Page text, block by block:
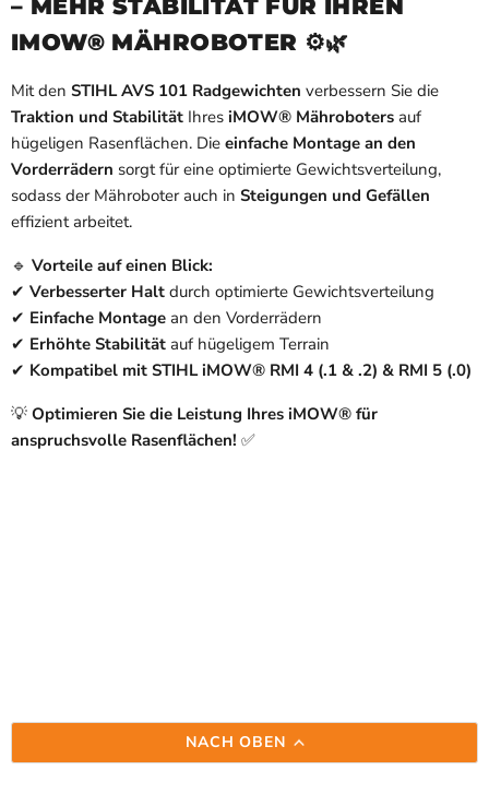
– MEHR STABILITÄT FÜR IHREN
IMOW® MÄHROBOTER ⚙️🌿
Mit den STIHL AVS 101 Radgewichten verbessern Sie die
Traktion und Stabilität Ihres iMOW® Mähroboters auf
hügeligen Rasenflächen. Die einfache Montage an den
Vorderrädern sorgt für eine optimierte Gewichtsverteilung,
sodass der Mähroboter auch in Steigungen und Gefällen
effizient arbeitet.
🔹 Vorteile auf einen Blick:
✔ Verbesserter Halt durch optimierte Gewichtsverteilung
✔ Einfache Montage an den Vorderrädern
✔ Erhöhte Stabilität auf hügeligem Terrain
✔ Kompatibel mit STIHL iMOW® RMI 4 (.1 & .2) & RMI 5 (.0)
💡 Optimieren Sie die Leistung Ihres iMOW® für
anspruchsvolle Rasenflächen! ✅
NACH OBEN